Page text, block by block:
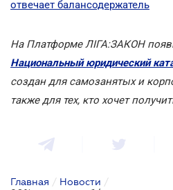
отвечает балансодержатель
На ПлатформеЛІГА:ЗАКОН
Национальный юридический
создан для самозанятых и
также для тех, кто хочет
Главная / Новости /